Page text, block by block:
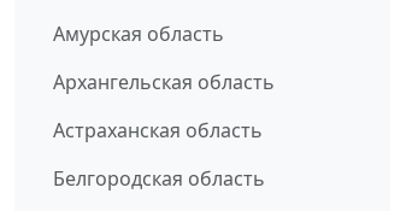
Амурская область
Архангельская область
Астраханская область
Белгородская область